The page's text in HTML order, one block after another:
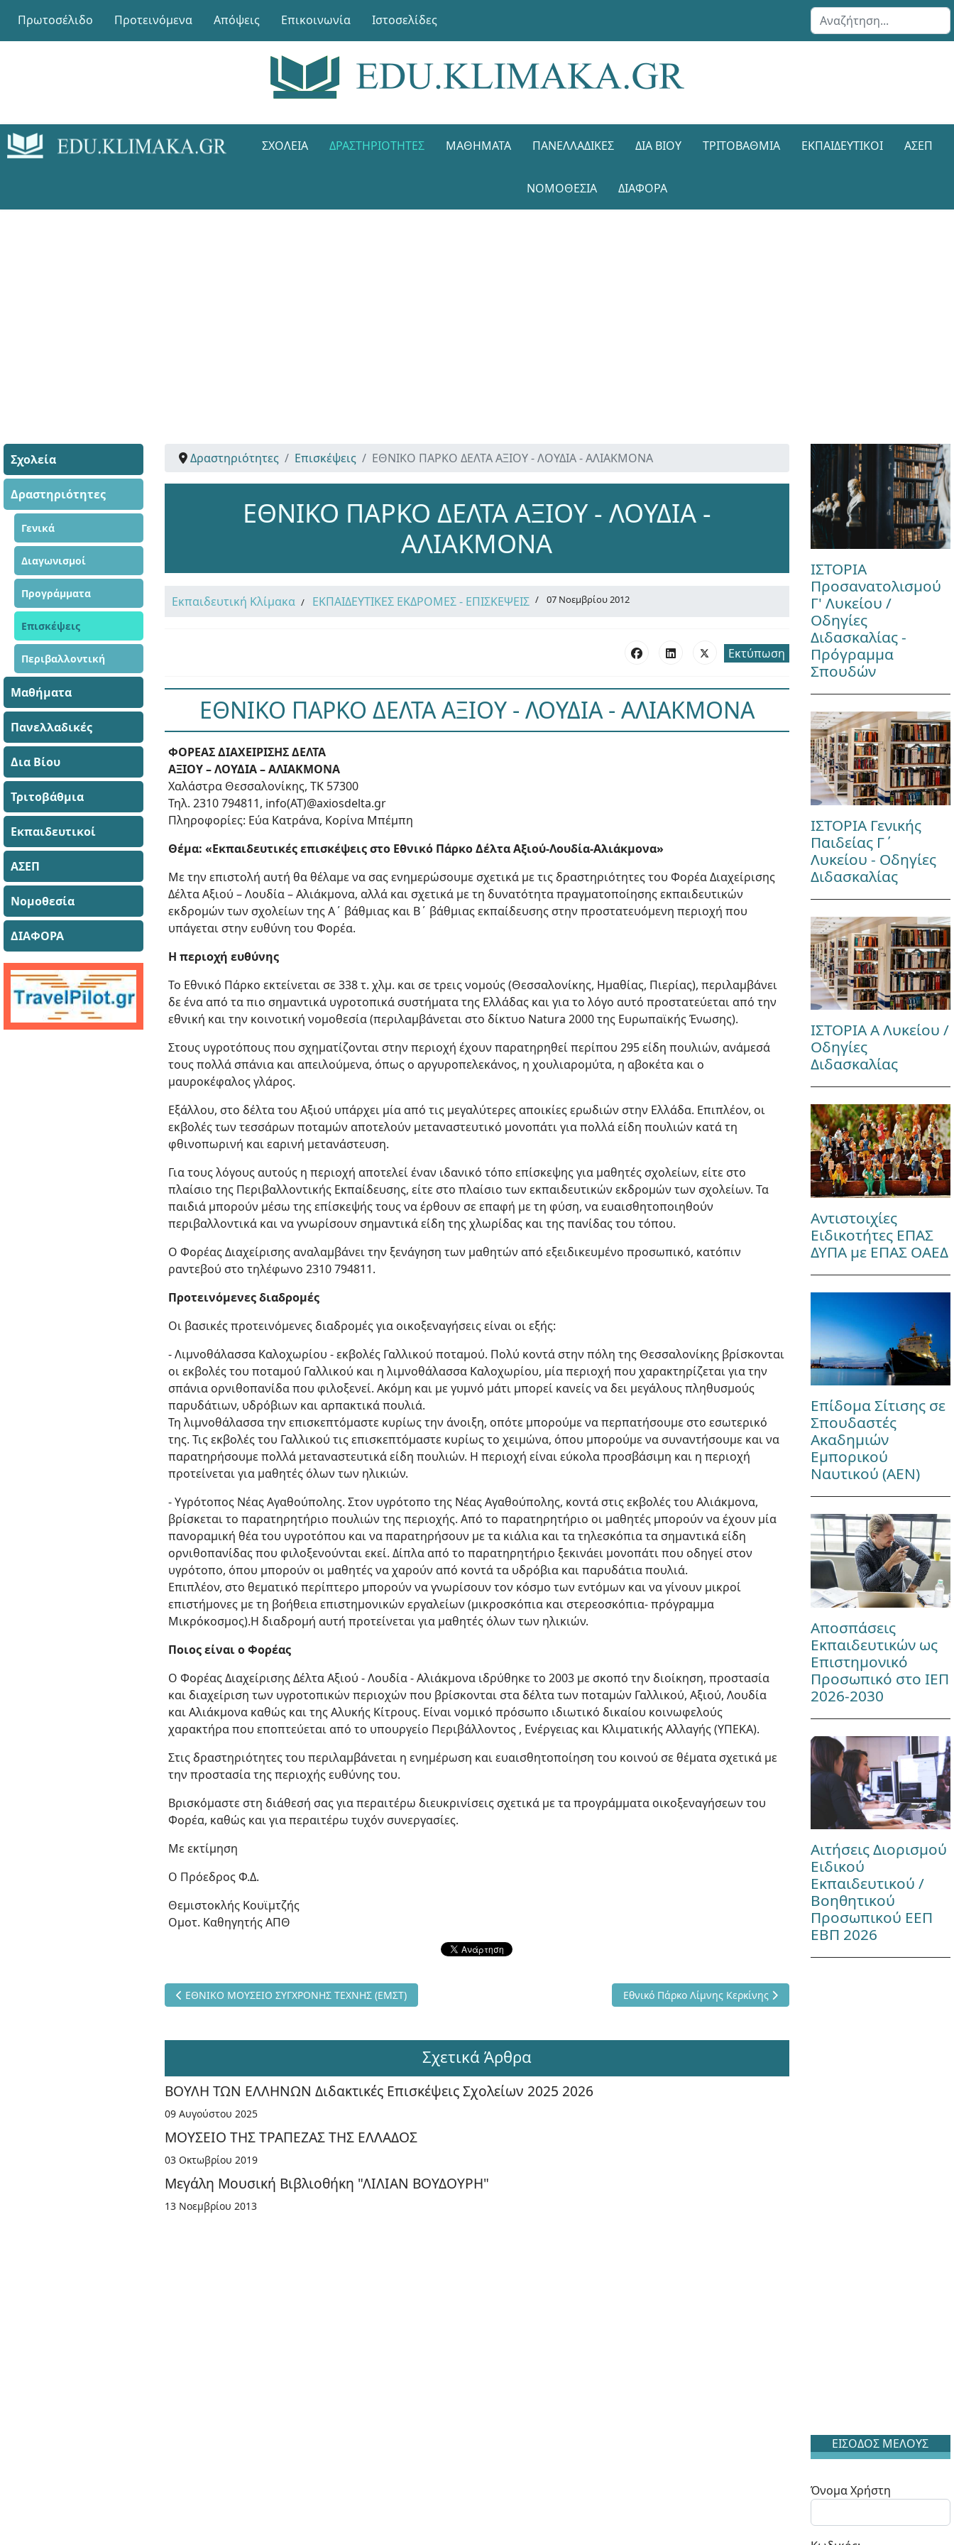
Πρωτοσέλιδο Προτεινόμενα Απόψεις Επικοινωνία Ιστοσελίδες Αναζήτηση...
ΣΧΟΛΕΊΑ ΔΡΑΣΤΗΡΙΌΤΗΤΕΣ ΜΑΘΉΜΑΤΑ ΠΑΝΕΛΛΑΔΙΚΈΣ ΔΙΑ ΒΊΟΥ ΤΡΙΤΟΒΆΘΜΙΑ ΕΚΠΑΙΔΕΥΤΙΚΟΊ ΑΣΕΠ
ΝΟΜΟΘΕΣΊΑ ΔΙΑΦΟΡΑ
Σχολεία
Δραστηριότητες
Γενικά
Διαγωνισμοί
Προγράμματα
Επισκέψεις
Περιβαλλοντική
Μαθήματα
Πανελλαδικές
Δια Βίου
Τριτοβάθμια
Εκπαιδευτικοί
ΑΣΕΠ
Νομοθεσία
ΔΙΑΦΟΡΑ
Δραστηριότητες Επισκέψεις ΕΘΝΙΚΟ ΠΑΡΚΟ ΔΕΛΤΑ ΑΞΙΟΥ - ΛΟΥΔΙΑ - ΑΛΙΑΚΜΟΝΑ
ΕΘΝΙΚΟ ΠΑΡΚΟ ΔΕΛΤΑ ΑΞΙΟΥ - ΛΟΥΔΙΑ -
ΑΛΙΑΚΜΟΝΑ
Εκπαιδευτική Κλίμακα ΕΚΠΑΙΔΕΥΤΙΚΕΣ ΕΚΔΡΟΜΕΣ - ΕΠΙΣΚΕΨΕΙΣ 07 Νοεμβρίου 2012
Εκτύπωση
ΕΘΝΙΚΟ ΠΑΡΚΟ ΔΕΛΤΑ ΑΞΙΟΥ - ΛΟΥΔΙΑ - ΑΛΙΑΚΜΟΝΑ
ΦΟΡΕΑΣ ΔΙΑΧΕΙΡΙΣΗΣ ΔΕΛΤΑ
ΑΞΙΟΥ – ΛΟΥΔΙΑ – ΑΛΙΑΚΜΟΝΑ
Χαλάστρα Θεσσαλονίκης, ΤΚ 57300
Τηλ. 2310 794811, info(AT)@axiosdelta.gr
Πληροφορίες: Εύα Κατράνα, Κορίνα Μπέμπη
Θέμα: «Εκπαιδευτικές επισκέψεις στο Εθνικό Πάρκο Δέλτα Αξιού-Λουδία-Αλιάκμονα»
Με την επιστολή αυτή θα θέλαμε να σας ενημερώσουμε σχετικά με τις δραστηριότητες του Φορέα Διαχείρισης
Δέλτα Αξιού – Λουδία – Αλιάκμονα, αλλά και σχετικά με τη δυνατότητα πραγματοποίησης εκπαιδευτικών
εκδρομών των σχολείων της Α΄ βάθμιας και Β΄ βάθμιας εκπαίδευσης στην προστατευόμενη περιοχή που
υπάγεται στην ευθύνη του Φορέα.
Η περιοχή ευθύνης
Το Εθνικό Πάρκο εκτείνεται σε 338 τ. χλμ. και σε τρεις νομούς (Θεσσαλονίκης, Ημαθίας, Πιερίας), περιλαμβάνει
δε ένα από τα πιο σημαντικά υγροτοπικά συστήματα της Ελλάδας και για το λόγο αυτό προστατεύεται από την
εθνική και την κοινοτική νομοθεσία (περιλαμβάνεται στο δίκτυο Natura 2000 της Ευρωπαϊκής Ένωσης).
Στους υγροτόπους που σχηματίζονται στην περιοχή έχουν παρατηρηθεί περίπου 295 είδη πουλιών, ανάμεσά
τους πολλά σπάνια και απειλούμενα, όπως ο αργυροπελεκάνος, η χουλιαρομύτα, η αβοκέτα και ο
μαυροκέφαλος γλάρος.
Εξάλλου, στο δέλτα του Αξιού υπάρχει μία από τις μεγαλύτερες αποικίες ερωδιών στην Ελλάδα. Επιπλέον, οι
εκβολές των τεσσάρων ποταμών αποτελούν μεταναστευτικό μονοπάτι για πολλά είδη πουλιών κατά τη
φθινοπωρινή και εαρινή μετανάστευση.
Για τους λόγους αυτούς η περιοχή αποτελεί έναν ιδανικό τόπο επίσκεψης για μαθητές σχολείων, είτε στο
πλαίσιο της Περιβαλλοντικής Εκπαίδευσης, είτε στο πλαίσιο των εκπαιδευτικών εκδρομών των σχολείων. Τα
παιδιά μπορούν μέσω της επίσκεψής τους να έρθουν σε επαφή με τη φύση, να ευαισθητοποιηθούν
περιβαλλοντικά και να γνωρίσουν σημαντικά είδη της χλωρίδας και της πανίδας του τόπου.
Ο Φορέας Διαχείρισης αναλαμβάνει την ξενάγηση των μαθητών από εξειδικευμένο προσωπικό, κατόπιν
ραντεβού στο τηλέφωνο 2310 794811.
Προτεινόμενες διαδρομές
Οι βασικές προτεινόμενες διαδρομές για οικοξεναγήσεις είναι οι εξής:
- Λιμνοθάλασσα Καλοχωρίου - εκβολές Γαλλικού ποταμού. Πολύ κοντά στην πόλη της Θεσσαλονίκης βρίσκονται
οι εκβολές του ποταμού Γαλλικού και η λιμνοθάλασσα Καλοχωρίου, μία περιοχή που χαρακτηρίζεται για την
σπάνια ορνιθοπανίδα που φιλοξενεί. Ακόμη και με γυμνό μάτι μπορεί κανείς να δει μεγάλους πληθυσμούς
παρυδάτιων, υδρόβιων και αρπακτικά πουλιά.
Τη λιμνοθάλασσα την επισκεπτόμαστε κυρίως την άνοιξη, οπότε μπορούμε να περπατήσουμε στο εσωτερικό
της. Τις εκβολές του Γαλλικού τις επισκεπτόμαστε κυρίως το χειμώνα, όπου μπορούμε να συναντήσουμε και να
παρατηρήσουμε πολλά μεταναστευτικά είδη πουλιών. Η περιοχή είναι εύκολα προσβάσιμη και η περιοχή
προτείνεται για μαθητές όλων των ηλικιών.
- Υγρότοπος Νέας Αγαθούπολης. Στον υγρότοπο της Νέας Αγαθούπολης, κοντά στις εκβολές του Αλιάκμονα,
βρίσκεται το παρατηρητήριο πουλιών της περιοχής. Από το παρατηρητήριο οι μαθητές μπορούν να έχουν μία
πανοραμική θέα του υγροτόπου και να παρατηρήσουν με τα κιάλια και τα τηλεσκόπια τα σημαντικά είδη
ορνιθοπανίδας που φιλοξενούνται εκεί. Δίπλα από το παρατηρητήριο ξεκινάει μονοπάτι που οδηγεί στον
υγρότοπο, όπου μπορούν οι μαθητές να χαρούν από κοντά τα υδρόβια και παρυδάτια πουλιά.
Επιπλέον, στο θεματικό περίπτερο μπορούν να γνωρίσουν τον κόσμο των εντόμων και να γίνουν μικροί
επιστήμονες με τη βοήθεια επιστημονικών εργαλείων (μικροσκόπια και στερεοσκόπια- πρόγραμμα
Μικρόκοσμος).Η διαδρομή αυτή προτείνεται για μαθητές όλων των ηλικιών.
Ποιος είναι ο Φορέας
Ο Φορέας Διαχείρισης Δέλτα Αξιού - Λουδία - Αλιάκμονα ιδρύθηκε το 2003 με σκοπό την διοίκηση, προστασία
και διαχείριση των υγροτοπικών περιοχών που βρίσκονται στα δέλτα των ποταμών Γαλλικού, Αξιού, Λουδία
και Αλιάκμονα καθώς και της Αλυκής Κίτρους. Είναι νομικό πρόσωπο ιδιωτικό δικαίου κοινωφελούς
χαρακτήρα που εποπτεύεται από το υπουργείο Περιβάλλοντος , Ενέργειας και Κλιματικής Αλλαγής (ΥΠΕΚΑ).
Στις δραστηριότητες του περιλαμβάνεται η ενημέρωση και ευαισθητοποίηση του κοινού σε θέματα σχετικά με
την προστασία της περιοχής ευθύνης του.
Βρισκόμαστε στη διάθεσή σας για περαιτέρω διευκρινίσεις σχετικά με τα προγράμματα οικοξεναγήσεων του
Φορέα, καθώς και για περαιτέρω τυχόν συνεργασίες.
Με εκτίμηση
O Πρόεδρος Φ.Δ.
Θεμιστοκλής Κουϊμτζής
Ομοτ. Καθηγητής ΑΠΘ
Προηγούμενο άρθρο: ΕΘΝΙΚΟ ΜΟΥΣΕΙΟ ΣΥΓΧΡΟΝΗΣ ΤΕΧΝΗΣ (ΕΜΣΤ)
ΕΘΝΙΚΟ ΜΟΥΣΕΙΟ ΣΥΓΧΡΟΝΗΣ ΤΕΧΝΗΣ (ΕΜΣΤ) Επόμενο άρθρο: Εθνικό Πάρκο Λίμνης Κερκίνης
Εθνικό Πάρκο Λίμνης Κερκίνης
Σχετικά Άρθρα
ΒΟΥΛΗ ΤΩΝ ΕΛΛΗΝΩΝ Διδακτικές Επισκέψεις Σχολείων 2025 2026
09 Αυγούστου 2025
ΜΟΥΣΕΙΟ ΤΗΣ ΤΡΑΠΕΖΑΣ ΤΗΣ ΕΛΛΑΔΟΣ
03 Οκτωβρίου 2019
Μεγάλη Μουσική Βιβλιοθήκη "ΛΙΛΙΑΝ ΒΟΥΔΟΥΡΗ"
13 Νοεμβρίου 2013
ΙΣΤΟΡΙΑ
Προσανατολισμού
Γ' Λυκείου /
Οδηγίες
Διδασκαλίας -
Πρόγραμμα
Σπουδών
ΙΣΤΟΡΙΑ Γενικής
Παιδείας Γ΄
Λυκείου - Οδηγίες
Διδασκαλίας
ΙΣΤΟΡΙΑ Α Λυκείου /
Οδηγίες
Διδασκαλίας
Αντιστοιχίες
Ειδικοτήτες ΕΠΑΣ
ΔΥΠΑ με ΕΠΑΣ ΟΑΕΔ
Επίδομα Σίτισης σε
Σπουδαστές
Ακαδημιών
Εμπορικού
Ναυτικού (ΑΕΝ)
Αποσπάσεις
Εκπαιδευτικών ως
Επιστημονικό
Προσωπικό στο ΙΕΠ
2026-2030
Αιτήσεις Διορισμού
Ειδικού
Εκπαιδευτικού /
Βοηθητικού
Προσωπικού ΕΕΠ
ΕΒΠ 2026
ΕΙΣΟΔΟΣ ΜΕΛΟΥΣ
Όνομα Χρήστη